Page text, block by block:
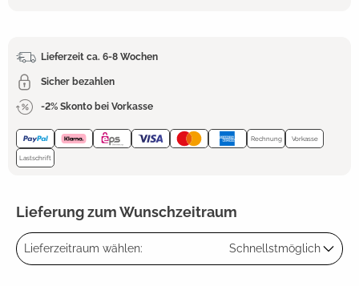
Lieferzeit ca. 6-8 Wochen
Sicher bezahlen
-2% Skonto bei Vorkasse
Rechnung Vorkasse
Lastschrift
Lieferung zum Wunschzeitraum
Lieferzeitraum wählen: Schnellstmöglich